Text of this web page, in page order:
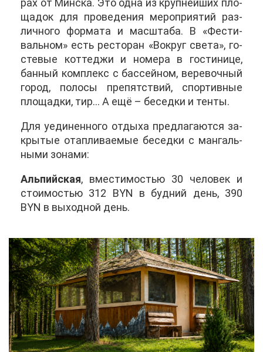
рах от Мин­ска. Это од­на из круп­ней­ших пло­
ща­док для про­ве­де­ния ме­ро­при­я­тий раз­
лич­но­го фор­ма­та и мас­шта­ба. В «Фе­сти­
валь­ном» есть ре­сто­ран «Во­круг све­та», го­
сте­вые кот­те­джи и но­ме­ра в го­сти­ни­це,
бан­ный ком­плекс с бас­сей­ном, ве­ре­воч­ный
го­род, по­ло­сы пре­пят­ствий, спор­тив­ные
пло­щад­ки, тир… А ещё – бе­сед­ки и тен­ты.
Для уеди­нен­но­го от­ды­ха пред­ла­га­ют­ся за­
кры­тые отап­ли­ва­е­мые бе­сед­ки с ман­галь­
ны­ми зо­на­ми:
Аль­пий­ская, вме­сти­мо­стью 30 че­ло­век и
сто­и­мо­стью 312 BYN в буд­ний день, 390
BYN в вы­ход­ной день.